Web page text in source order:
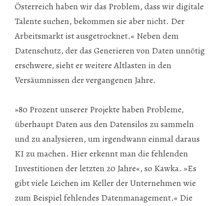
Österreich haben wir das Problem, dass wir digitale
Talente suchen, bekommen sie aber nicht. Der
Arbeitsmarkt ist ausgetrocknet.« Neben dem
Datenschutz, der das Generieren von Daten unnötig
erschwere, sieht er weitere Altlasten in den
Versäumnissen der vergangenen Jahre.
»80 Prozent unserer Projekte haben Probleme,
überhaupt Daten aus den Datensilos zu sammeln
und zu analysieren, um irgendwann einmal daraus
KI zu machen. Hier erkennt man die fehlenden
Investitionen der letzten 20 Jahre«, so Kawka. »Es
gibt viele Leichen im Keller der Unternehmen wie
zum Beispiel fehlendes Datenmanagement.« Die